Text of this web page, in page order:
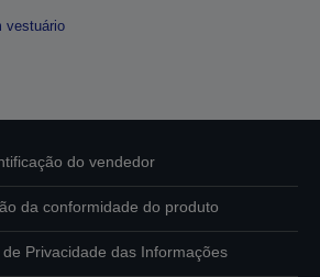
vestuário
do vendedor
da conformidade do produto
Privacidade das Informações